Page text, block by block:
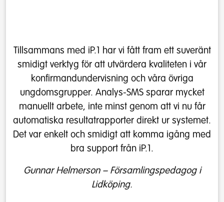
Tillsammans med iP.1 har vi fått fram ett suveränt
smidigt verktyg för att utvärdera kvaliteten i vår
konfirmandundervisning och våra övriga
ungdomsgrupper. Analys-SMS sparar mycket
manuellt arbete, inte minst genom att vi nu får
automatiska resultatrapporter direkt ur systemet.
Det var enkelt och smidigt att komma igång med
bra support från iP.1.
Gunnar Helmerson – Församlingspedagog i
Lidköping.